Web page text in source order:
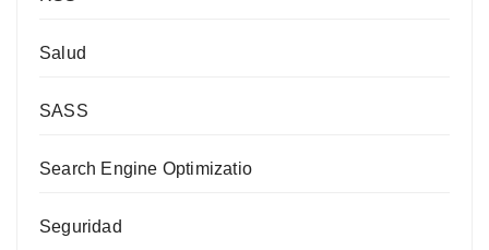
Salud
SASS
Search Engine Optimizatio
Seguridad